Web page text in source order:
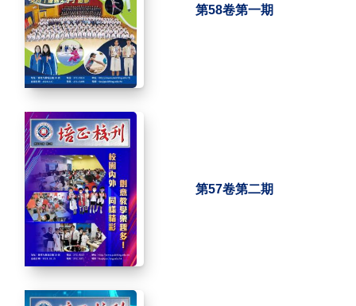
第58卷第一期
第57卷第二期